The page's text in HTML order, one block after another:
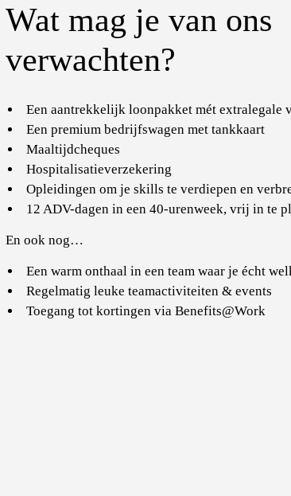
Wat mag je van ons
verwachten?
Een aantrekkelijk loonpakket mét extralegale
Een premium bedrijfswagen met tankkaart
Maaltijdcheques
Hospitalisatieverzekering
Opleidingen om je skills te verdiepen en
12 ADV-dagen in een 40-urenweek, vrij in te
En ook nog…
Een warm onthaal in een team waar je écht
Regelmatig leuke teamactiviteiten & events
Toegang tot kortingen via Benefits@Work